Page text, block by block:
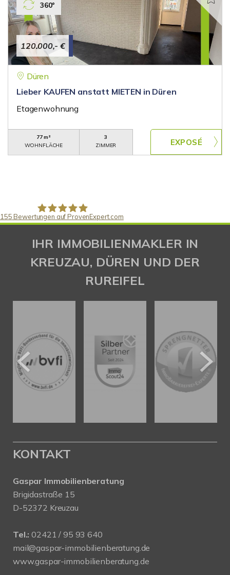
120.000,- €
360°
Düren
Lieber KAUFEN anstatt MIETEN in Düren
Etagenwohnung
77 m²
WOHNFLÄCHE
3
ZIMMER
Gaspar Immobilienberatung
155 Bewertungen auf ProvenExpert.com
IHR IMMOBILIENMAKLER IN
KREUZAU, DÜREN UND DER
RUREIFEL
KONTAKT
Gaspar Immobilienberatung
Brigidastraße 15
D-52372 Kreuzau
Tel.: 02421 / 95 93 640
mail@gaspar-immobilienberatung.de
www.gaspar-immobilienberatung.de